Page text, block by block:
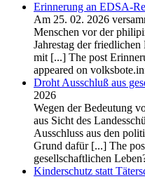
Erinnerung an EDSA-
Am 25. 02. 2026
Menschen vor der
Jahrestag der
mit [...] The post
appeared on
Droht Ausschluß aus
2026
Wegen der Bedeutung
aus Sicht des
Ausschluss aus den
Grund dafür [...] The
gesellschaftlichen
Kinderschutz statt